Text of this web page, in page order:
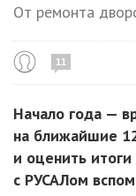
От ремонта
11
Начало года —
на ближайшие
и оценить
с РУСАЛом